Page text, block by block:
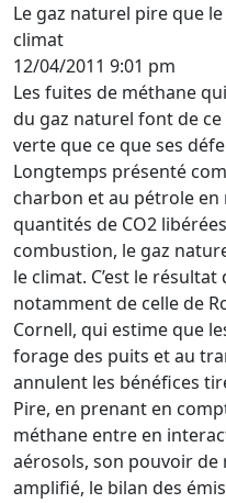
Le gaz naturel pire que
climat
12/04/2011 9:01 pm
Les fuites de méthane
du gaz naturel font de
verte que ce que ses
Longtemps présenté
charbon et au pétrole en
quantités de CO2
combustion, le gaz
le climat. C’est le
notamment de celle de
Cornell, qui estime que
forage des puits et au
annulent les bénéfices
Pire, en prenant en
méthane entre en
aérosols, son pouvoir
amplifié, le bilan des